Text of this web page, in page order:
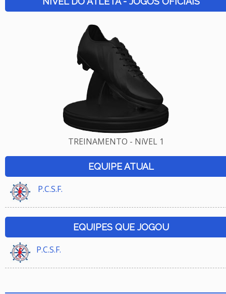
TREINAMENTO - NíVEL 1
EQUIPE ATUAL
P.C.S.F.
EQUIPES QUE JOGOU
P.C.S.F.